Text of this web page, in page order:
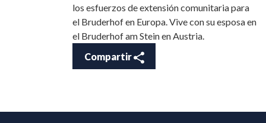
los esfuerzos de extensión comunitaria para
el Bruderhof en Europa. Vive con su esposa en
el Bruderhof am Stein en Austria.
Compartir